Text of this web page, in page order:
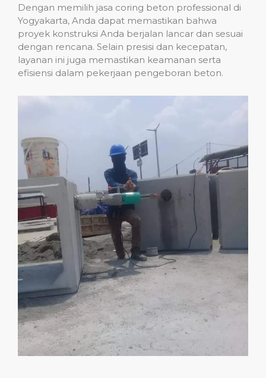
Dengan memilih jasa coring beton professional di
Yogyakarta, Anda dapat memastikan bahwa
proyek konstruksi Anda berjalan lancar dan sesuai
dengan rencana. Selain presisi dan kecepatan,
layanan ini juga memastikan keamanan serta
efisiensi dalam pekerjaan pengeboran beton.